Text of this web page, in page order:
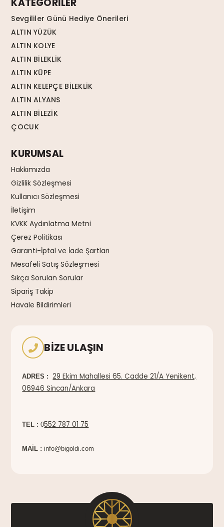
KATEGORİLER
Sevgililer Günü Hediye Önerileri
ALTIN YÜZÜK
ALTIN KOLYE
ALTIN BİLEKLİK
ALTIN KÜPE
ALTIN KELEPÇE BİLEKLİK
ALTIN ALYANS
ALTIN BİLEZİK
ÇOCUK
KURUMSAL
Hakkımızda
Gizlilik Sözleşmesi
Kullanıcı Sözleşmesi
İletişim
KVKK Aydınlatma Metni
Çerez Politikası
Garanti-İptal ve İade Şartları
Mesafeli Satış Sözleşmesi
Sıkça Sorulan Sorular
Sipariş Takip
Havale Bildirimleri
BIZE ULAŞIN
ADRES :
29 Ekim Mahallesi 65. Cadde 21/A Yenikent,
06946 Sincan/Ankara
TEL : 0552 787 01 75
MAİL :info@bigoldi.com